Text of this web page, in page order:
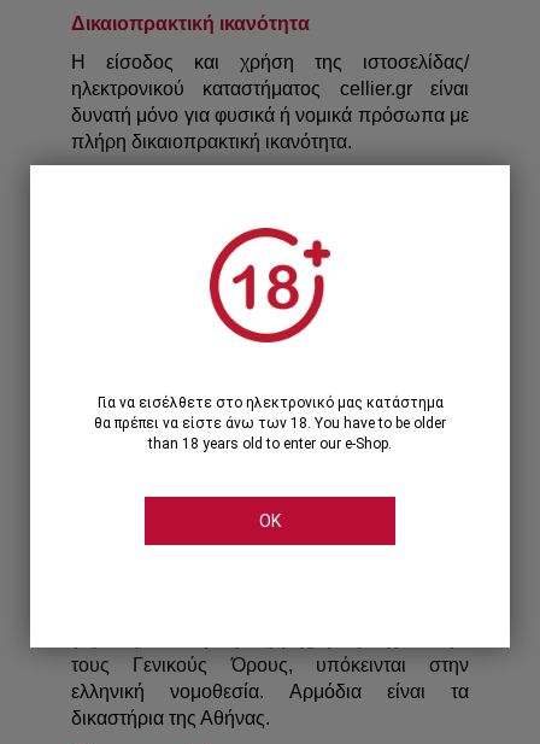
Δικαιοπρακτική ικανότητα
Η είσοδος και χρήση της ιστοσελίδας/
ηλεκτρονικού καταστήματος cellier.gr είναι
δυνατή μόνο για φυσικά ή νομικά πρόσωπα με
πλήρη δικαιοπρακτική ικανότητα.
να συνδυαστεί με άλλη, πλην των δωρεάν
μεταφορικών, όταν το κόστος της παραγγελίας
ξεπερνά το αναφερόμενο κάθε φορά όριο. Για
παράδειγμα, δεν μπορεί να υπολογιστεί
Αλλαγή όρων
To cellier.gr διατηρεί το δικαίωμα αλλαγής των
τους Γενικούς Όρους, υπόκεινται στην
ελληνική νομοθεσία. Αρμόδια είναι τα
δικαστήρια της Αθήνας.
Για να εισέλθετε στο ηλεκτρονικό μας κατάστημα
θα πρέπει να είστε άνω των 18. You have to be older
than 18 years old to enter our e-Shop.
OK